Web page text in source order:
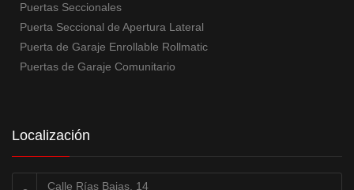
Puertas Seccionales
Puerta Seccional de Apertura Lateral
Puerta de Garaje Enrollable Rollmatic
Puertas de Garaje Comunitario
Localización
Calle Rías Bajas, 14